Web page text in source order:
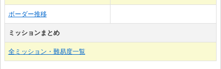
ボーダー推移
ミッションまとめ
全ミッション・難易度一覧